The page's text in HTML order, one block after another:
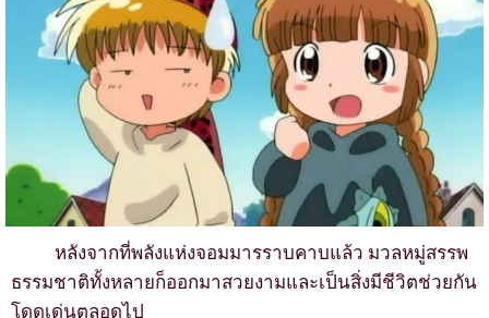
หลังจากที่พลังแห่งจอมมารราบคาบแล้ว มวลหมู่สรรพ
ธรรมชาติทั้งหลายก็ออกมาสวยงามและเป็นสิ่งมีชีวิตช่วยกัน
โดดเด่นตลอดไป